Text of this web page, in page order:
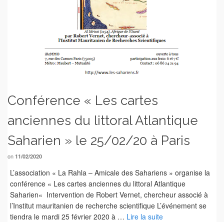
Conférence « Les cartes
anciennes du littoral Atlantique
Saharien » le 25/02/20 à Paris
on 11/02/2020
L’association « La Rahla – Amicale des Sahariens » organise la
conférence « Les cartes anciennes du littoral Atlantique
Saharien« Intervention de Robert Vernet, chercheur associé à
l’Institut mauritanien de recherche scientifique L’événement se
tiendra le mardi 25 février 2020 à … Lire la suite